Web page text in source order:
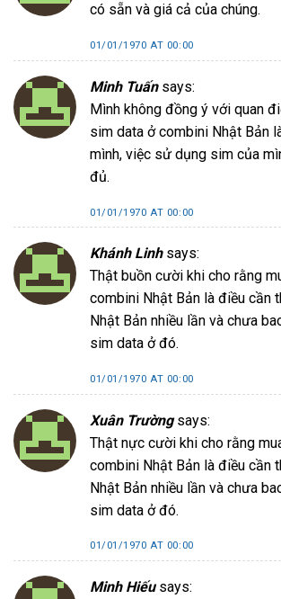
có sẵn và giá cả của chúng.
01/01/1970 AT 00:00
Minh Tuấn says:
Mình không đồng ý với quan
sim data ở combini Nhật Bản
mình, việc sử dụng sim của
đủ.
01/01/1970 AT 00:00
Khánh Linh says:
Thật buồn cười khi cho rằng
combini Nhật Bản là điều cần
Nhật Bản nhiều lần và chưa
sim data ở đó.
01/01/1970 AT 00:00
Xuân Trường says:
Thật nực cười khi cho rằng
combini Nhật Bản là điều cần
Nhật Bản nhiều lần và chưa
sim data ở đó.
01/01/1970 AT 00:00
Minh Hiếu says: